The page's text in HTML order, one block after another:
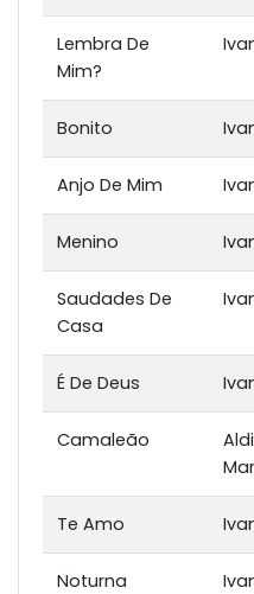
Lembra De
Mim?
Bonito
Anjo De Mim
Menino
Saudades De
Casa
É De Deus
Camaleão
Te Amo
Noturna